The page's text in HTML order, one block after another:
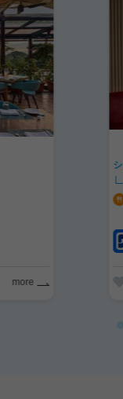
シンガポ
シンガ
THE